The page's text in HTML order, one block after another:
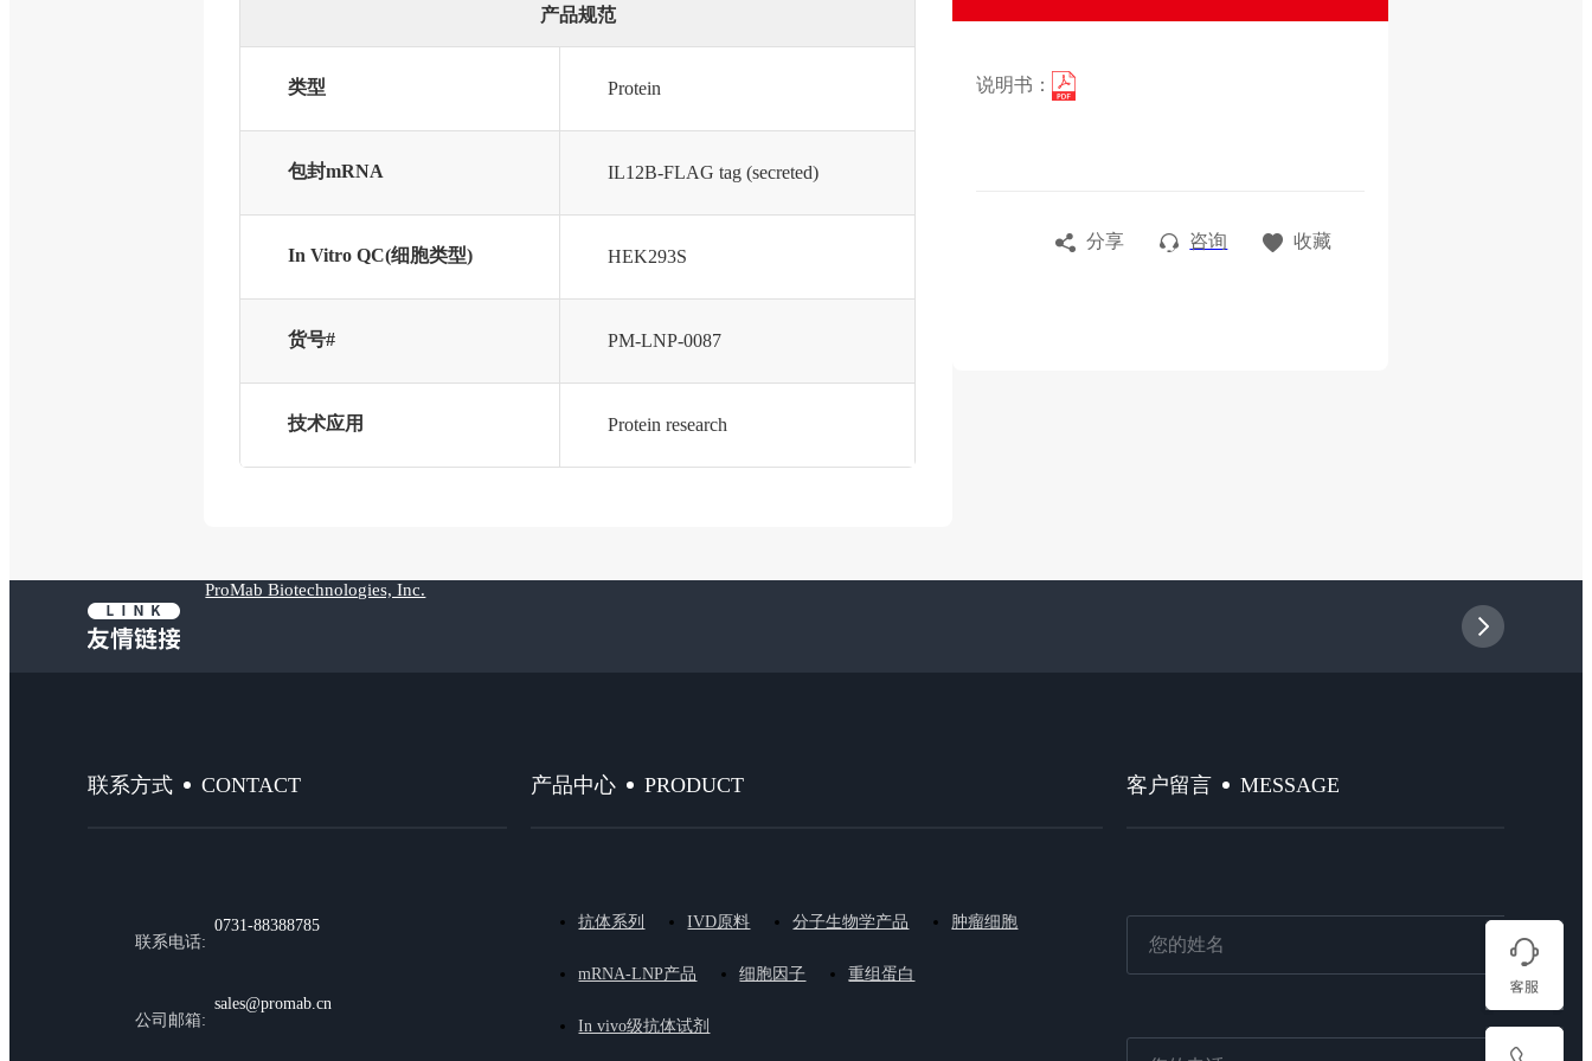
产品规范
类型 Protein
包封mRNA IL12B-FLAG tag (secreted)
In Vitro QC(细胞类型) HEK293S
货号# PM-LNP-0087
技术应用 Protein research
说明书：
分享 咨询 收藏
ProMab Biotechnologies, Inc.
联系方式 CONTACT
联系电话:
0731-88388785
公司邮箱:
sales@promab.cn
产品中心 PRODUCT
抗体系列 IVD原料 分子生物学产品 肿瘤细胞
mRNA-LNP产品 细胞因子 重组蛋白
In vivo级抗体试剂
客户留言 MESSAGE